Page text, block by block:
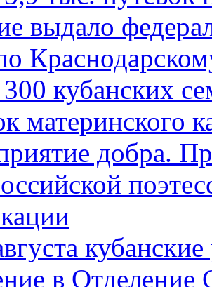
выдало
кубанских
материнского
добра.
в